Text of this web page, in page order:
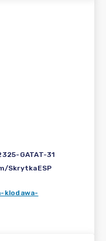
GATAT-31
SkrytkaESP
klodawa-